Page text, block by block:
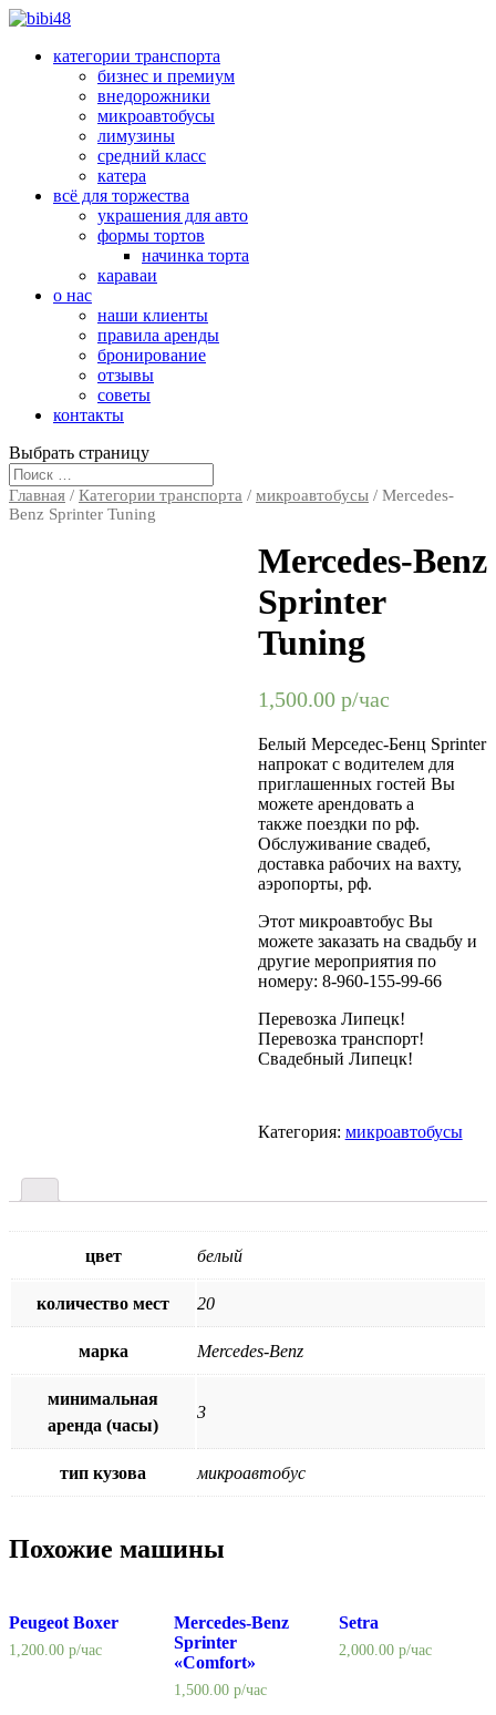
категории транспорта
бизнес и премиум
внедорожники
микроавтобусы
лимузины
средний класс
катера
всё для торжества
украшения для авто
формы тортов
начинка торта
караваи
о нас
наши клиенты
правила аренды
бронирование
отзывы
советы
контакты
Выбрать страницу
Главная / Категории транспорта / микроавтобусы / Mercedes-
Benz Sprinter Tuning
Mercedes-Benz
Sprinter
Tuning
1,500.00 р/час
Белый Мерседес-Бенц Sprinter
напрокат с водителем для
приглашенных гостей Вы
можете арендовать а
также поездки по рф.
Обслуживание свадеб,
доставка рабочих на вахту,
аэропорты, рф.
Этот микроавтобус Вы
можете заказать на свадьбу и
другие мероприятия по
номеру: 8-960-155-99-66
Перевозка Липецк!
Перевозка транспорт!
Свадебный Липецк!
Категория: микроавтобусы
цвет белый
количество мест 20
марка Mercedes-Benz
минимальная
аренда (часы)
3
тип кузова микроавтобус
Похожие машины
Peugeot Boxer
1,200.00 р/час
Mercedes-Benz
Sprinter
«Comfort»
1,500.00р/час
Setra
2,000.00р/час